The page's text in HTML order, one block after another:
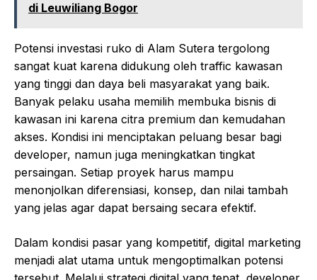
di Leuwiliang Bogor
Potensi investasi ruko di Alam Sutera tergolong
sangat kuat karena didukung oleh traffic kawasan
yang tinggi dan daya beli masyarakat yang baik.
Banyak pelaku usaha memilih membuka bisnis di
kawasan ini karena citra premium dan kemudahan
akses. Kondisi ini menciptakan peluang besar bagi
developer, namun juga meningkatkan tingkat
persaingan. Setiap proyek harus mampu
menonjolkan diferensiasi, konsep, dan nilai tambah
yang jelas agar dapat bersaing secara efektif.
Dalam kondisi pasar yang kompetitif, digital marketing
menjadi alat utama untuk mengoptimalkan potensi